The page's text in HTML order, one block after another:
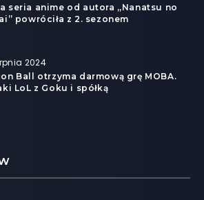
seria anime od autora „Nanatsu no
powróciła z 2. sezonem
2024
Ball otrzyma darmową grę MOBA.
LoL z Goku i spółką